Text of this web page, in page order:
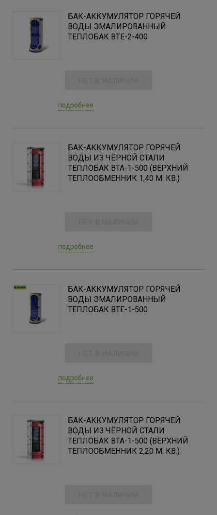
БАК-АККУМУЛЯТОР ГОРЯЧЕЙ
ВОДЫ ЭМАЛИРОВАННЫЙ
ТЕПЛОБАК BTE-2-400
подробнее
БАК-АККУМУЛЯТОР ГОРЯЧЕЙ
ВОДЫ ИЗ ЧЁРНОЙ СТАЛИ
ТЕПЛОБАК ВТА-1-500 (ВЕРХНИЙ
ТЕПЛООБМЕННИК 1,40 М. КВ.)
подробнее
БАК-АККУМУЛЯТОР ГОРЯЧЕЙ
ВОДЫ ЭМАЛИРОВАННЫЙ
ТЕПЛОБАК BTE-1-500
подробнее
БАК-АККУМУЛЯТОР ГОРЯЧЕЙ
ВОДЫ ИЗ ЧЁРНОЙ СТАЛИ
ТЕПЛОБАК ВТА-1-500 (ВЕРХНИЙ
ТЕПЛООБМЕННИК 2,20 М. КВ.)